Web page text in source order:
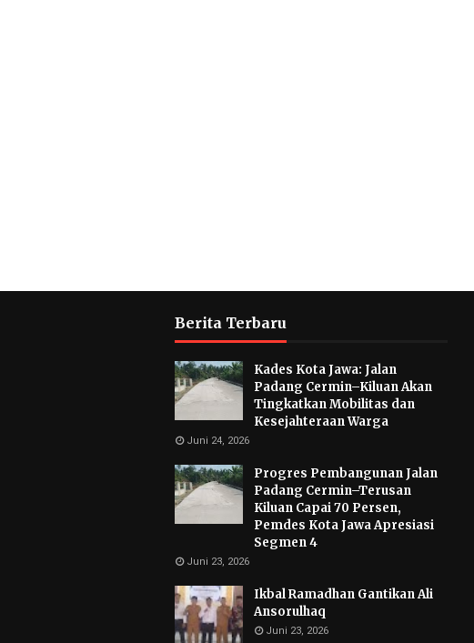
Berita Terbaru
Kades Kota Jawa: Jalan
Padang Cermin–Kiluan Akan
Tingkatkan Mobilitas dan
Kesejahteraan Warga
Juni 24, 2026
Progres Pembangunan Jalan
Padang Cermin–Terusan
Kiluan Capai 70 Persen,
Pemdes Kota Jawa Apresiasi
Segmen 4
Juni 23, 2026
Ikbal Ramadhan Gantikan Ali
Ansorulhaq
Juni 23, 2026